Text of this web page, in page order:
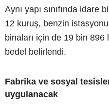
Aynı yapı sınıfında idare
12 kuruş, benzin
binaları için de 19 bin
bedel belirlendi.
Fabrika ve sosyal
uygulanacak